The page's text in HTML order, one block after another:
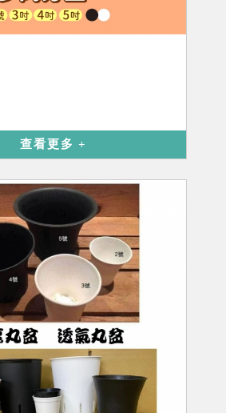
查看更多